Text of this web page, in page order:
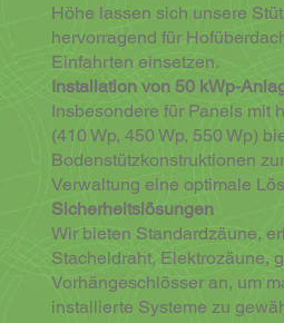
Höhe lassen sich unsere
hervorragend für
Einfahrten einsetzen.
Installation von 50 kWp-
Insbesondere für Panels mit
(410 Wp, 450 Wp, 550 Wp)
Bodenstützkonstruktionen
Verwaltung eine optimale
Sicherheitslösungen
Wir bieten Standardzäune,
Stacheldraht, Elektrozäune,
Vorhängeschlösser an, um
installierte Systeme zu